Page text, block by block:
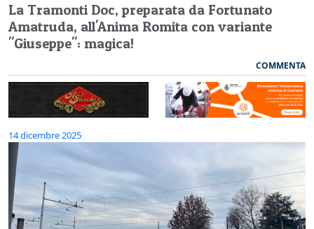
La Tramonti Doc, preparata da Fortunato
Amatruda, all'Anima Romita con variante
"Giuseppe": magica!
COMMENTA
14 dicembre 2025